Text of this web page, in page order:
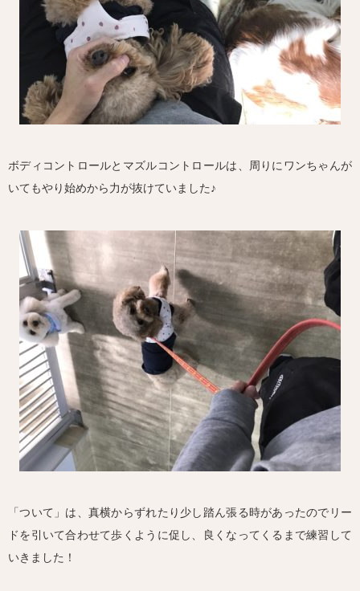
ボディコントロールとマズルコントロールは、周りにワンちゃんが
いてもやり始めから力が抜けていました♪
「ついて」は、真横からずれたり少し踏ん張る時があったのでリー
ドを引いて合わせて歩くように促し、良くなってくるまで練習して
いきました！